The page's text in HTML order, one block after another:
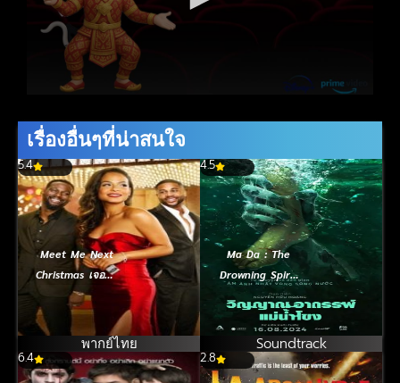
เรื่องอื่นๆที่น่าสนใจ
5.4
Meet Me Next
Christmas เจอกัน
คริสต์มาสหน้า
(2024)
พากย์ไทย
4.5
Ma Da : The
Drowning Spirit
(2024) วิญญาณ
อาถรรพ์แม่น้ำโขง
Soundtrack
6.4 2.8